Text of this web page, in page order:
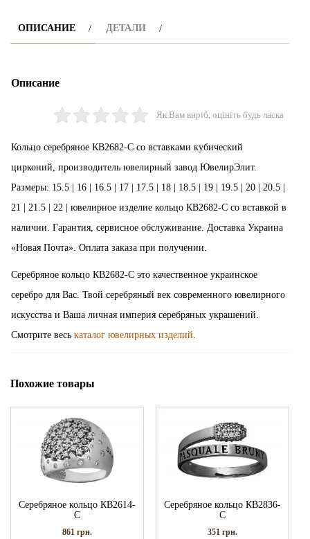
ОПИСАНИЕ ДЕТАЛИ
Описание
Як Вам виріб, оцініть будь ласка
Кольцо серебряное КВ2682-С со вставками кубический
цирконий, производитель ювелирный завод ЮвелирЭлит.
Размеры: 15.5 | 16 | 16.5 | 17 | 17.5 | 18 | 18.5 | 19 | 19.5 | 20 | 20.5 |
21 | 21.5 | 22 | ювелирное изделие кольцо КВ2682-С со вставкой в
наличии. Гарантия, сервисное обслуживание. Доставка Украина
«Новая Почта». Оплата заказа при получении.
Серебряное кольцо КВ2682-С это качественное украинское
серебро для Вас. Твой серебряный век современного ювелирного
искусства и Ваша личная империя серебряных украшений.
Смотрите весь каталог ювелирных изделий
Похожие товары
Серебряное кольцо КВ2614-
С
861грн.
Серебряное кольцо КВ2836-
С
351 грн.